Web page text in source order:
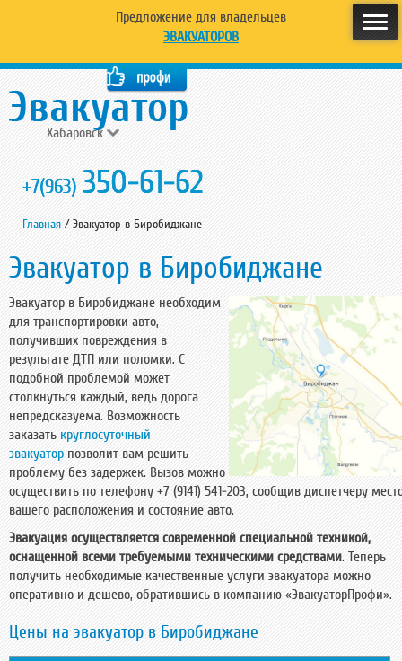
Предложение для владельцев
ЭВАКУАТОРОВ
Хабаровск
+7(963) 350-61-62
Главная /Эвакуатор в Биробиджане
Эвакуатор в Биробиджане
Эвакуатор в Биробиджане необходим
для транспортировки авто,
получивших повреждения в
результате ДТП или поломки. С
подобной проблемой может
столкнуться каждый, ведь дорога
непредсказуема. Возможность
заказать круглосуточный
эвакуатор позволит вам решить
проблему без задержек. Вызов можно
осуществить по телефону +7 (9141) 541-203, сообщив диспетчеру
вашего расположения и состояние авто.
Эвакуация осуществляется современной специальной техникой,
оснащенной всеми требуемыми техническими средствами. Теперь
получить необходимые качественные услуги эвакуатора можно
оперативно и дешево, обратившись в компанию «ЭвакуаторПрофи».
Цены на эвакуатор в Биробиджане